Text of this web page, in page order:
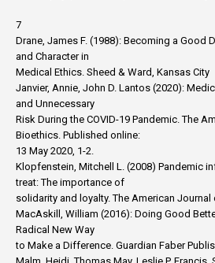
7
Drane, James F. (1988): Becoming a Good
and Character in
Medical Ethics. Sheed & Ward, Kansas City
Janvier, Annie, John D. Lantos (2020):
and Unnecessary
Risk During the COVID-19 Pandemic. The
Bioethics. Published online:
13 May 2020, 1-2.
Klopfenstein, Mitchell L. (2008) Pandemic
treat: The importance of
solidarity and loyalty. The American
MacAskill, William (2016): Doing Good
Radical New Way
to Make a Difference. Guardian Faber